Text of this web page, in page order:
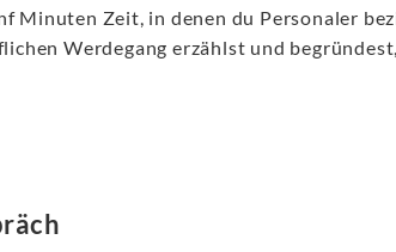
Minuten Zeit, in denen du Personaler
Werdegang erzählst und